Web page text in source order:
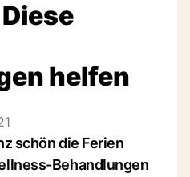
helfen
schön die Ferien
Behandlungen